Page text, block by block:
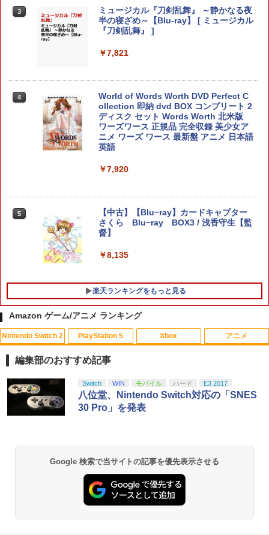
【特典】ほの暮しの庭 switch2版(【初
回外付特典】切り取れるクリアカード)
￥8,118
任天堂 【Switch2】マリオカート ワール
ド [BEE-P-AAAAA NSW2 マリオカ-ト
ワ-ルド]
￥8,970
￥1,580
3 アストロボット
￥4,968
4
【楽天ブックス限定特典】がんばれゴエ
モン大集合！ PS5版(両面アクリルキー
ホルダー)
￥5,478
￥5,780
3
【中古】メタルギア ライジング リベン
ジェンス(通常版)
￥390
4
指サック 6個入り【創業70年の老舗工場
と共同開発】驚きの反応力 日本製 音ゲ
ー 指サック ゲーム用 First Hit スマホゲ
ーム [ 荒野行動 FPS PUBG ]
￥1,080
5
【中古美品】 PlayStation 5 ソフト ドラ
ゴンボール Sparking! ZERO -PS5 [CER
O区分_A / 全年齢対象商品] 026-260803-
ky-03-fuz 万代Net店
3
ミュージカル『刀剣乱舞』 ～静かなる夜
半の寝ざめ～【Blu-ray】 [ ミュージカル
『刀剣乱舞』 ]
￥7,821
4
World of Words Worth DVD Perfect C
ollection 即納 dvd BOX コンプリート 2
ディスク セット Words Worth 北米版
ワーズワース 正規品 完全収録 美少女ア
ニメ ワーズ ワース 最新盤 アニメ 日本語
英語
￥7,920
5
【中古】【Blu−ray】カードキャプター
さくら Blu−ray BOX3 / 浅香守生【監
督】
￥8,135
楽天ランキングをもっと見る
Amazon ゲーム/アニメ ランキング
Nintendo Switch 2
1
スプラトゥーン レイダース|オンライン
コード版
スプラトゥーン レイダース -Switch2
￥6,445
PlayStation 5
1
PlayStation 5 デジタル・エディション
日本語専用 Console Language: Japan
ese only (CFI-2200B01)
プロダクトコード 封入
Xbox
1
【純正品】Xbox ワイヤレス コントロー
ラー + USB-C® ケーブル
【純正品】Xbox ワイヤレス コントロー
￥7,681
アニメ
1
【Amazon.co.jp限定】劇場版モノノ怪
第三章 蛇神 (Amazon.co.jp限定オリジ
ナル三方背収納ケース付きコレクション)
(オリジナル特典:オリジナル巾着＋メー
ボード付) [Blu-ray]
￥10,780
窩座再来 通常版 [Blu-ray]
編集部のおすすめ記事
Switch WIN モバイル ハード E3 2017
八位堂、Nintendo Switch対応の「SNES
30 Pro」を発表
Google 検索で当サイトの記事を優先表示させる